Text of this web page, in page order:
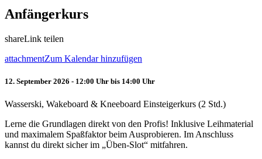
Anfängerkurs
shareLink teilen
attachmentZum Kalendar hinzufügen
12. September 2026 - 12:00 Uhr bis 14:00 Uhr
Wasserski, Wakeboard & Kneeboard Einsteigerkurs (2 Std.)
Lerne die Grundlagen direkt von den Profis! Inklusive Leihmaterial
und maximalem Spaßfaktor beim Ausprobieren. Im Anschluss
kannst du direkt sicher im „Üben-Slot“ mitfahren.